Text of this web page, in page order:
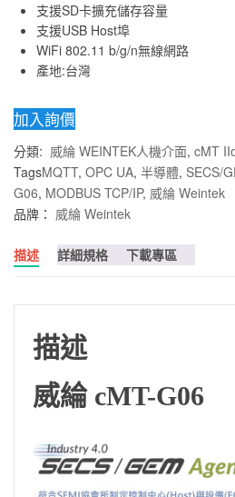
支援SD卡擴充儲存容量
支援USB Host埠
WiFi 802.11 b/g/n無線網路
產地:台灣
加入詢價
分類: 威綸 WEINTEK人機介面, cMT
TagsMQTT, OPC UA, 半導體, SECS/
G06, MODBUS TCP/IP, 威綸 Weintek
品牌： 威綸 Weintek
描述 詳細規格 下載專區
描述
威綸 cMT-G06